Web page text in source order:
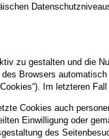
zu gestalten und die
Browsers
Im letzteren
Cookies auch
Einwilligung oder
des